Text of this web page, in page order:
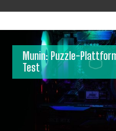
Munin: Puzzle-
Test